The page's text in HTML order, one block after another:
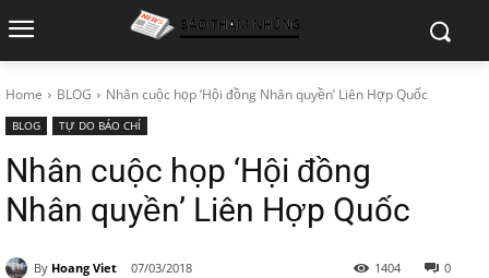
Home BLOG Nhân cuộc họp ‘Hội đồng Nhân quyền’ Liên Hợp Quốc
BLOG TỰ DO BÁO CHÍ
Nhân cuộc họp ‘Hội đồng
Nhân quyền’ Liên Hợp Quốc
By Hoang Viet 07/03/2018 0
1404